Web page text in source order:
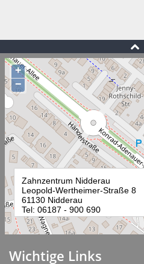
Wichtige Links